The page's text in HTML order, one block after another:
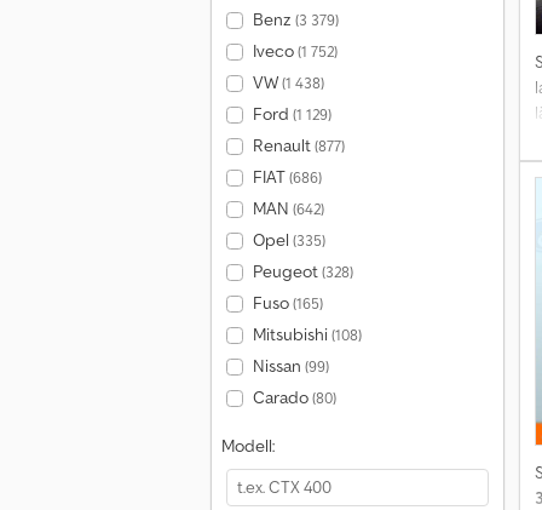
Benz (3 379)
Iveco(1 752)
VW(1 438)
Ford (1 129)
Renault(877)
FIAT(686)
MAN (642)
Opel (335)
Peugeot(328)
Fuso(165)
Mitsubishi(108)
Nissan (99)
Carado(80)
Modell: